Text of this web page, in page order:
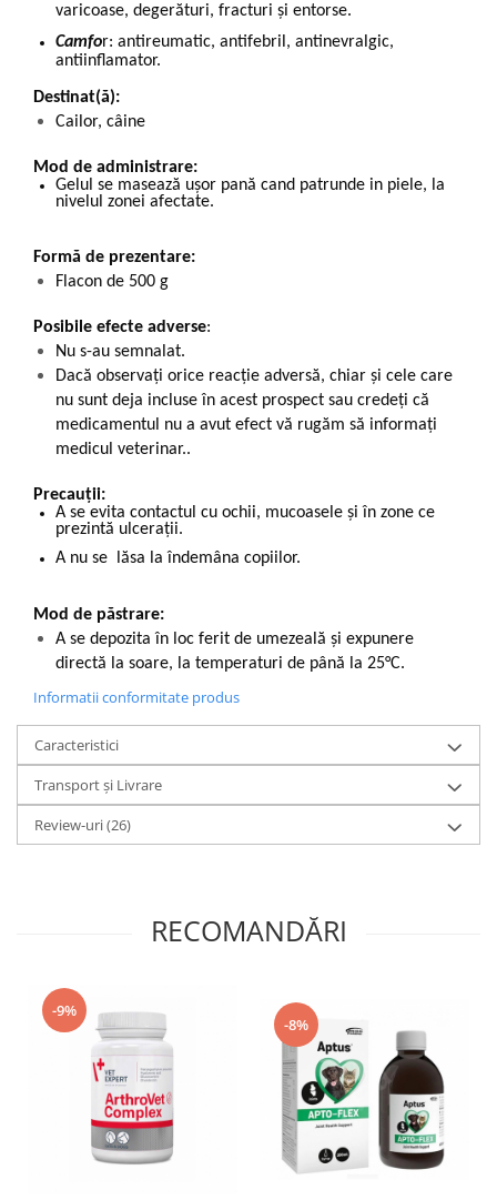
varicoase, degerături, fracturi și entorse.
Camfor: antireumatic, antifebril, antinevralgic,
antiinflamator.
Destinat(ă):
Cailor, câine
Mod de administrare:
Gelul se masează ușor pană cand patrunde in piele, la
nivelul zonei afectate.
Formă de prezentare:
Flacon de 500 g
Posibile efecte adverse:
Nu s-au semnalat.
Dacă observați orice reacție adversă, chiar și cele care
nu sunt deja incluse în acest prospect sau credeți că
medicamentul nu a avut efect vă rugăm să informați
medicul veterinar..
Precauții:
A se evita contactul cu ochii, mucoasele și în zone ce
prezintă ulcerații.
A nu se lăsa la îndemâna copiilor.
Mod de păstrare:
A se depozita în loc ferit de umezeală și expunere
directă la soare, la temperaturi de până la 25°C.
Informatii conformitate produs
Caracteristici
Transport și Livrare
Review-uri(26)
RECOMANDĂRI
-9%
-8%